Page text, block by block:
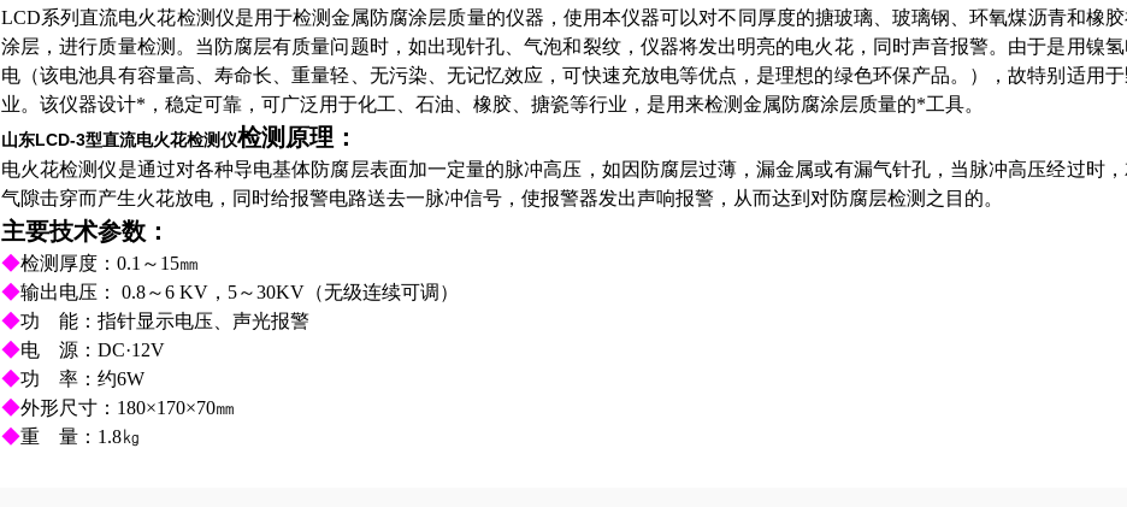
LCD系列直流电火花检测仪是用于检测金属防腐涂层质量的仪器，使用本仪器可以对不同厚度的搪玻璃、玻璃钢、环氧煤沥青和橡
涂层，进行质量检测。当防腐层有质量问题时，如出现针孔、气泡和裂纹，仪器将发出明亮的电火花，同时声音报警。由于是用镍
电（该电池具有容量高、寿命长、重量轻、无污染、无记忆效应，可快速充放电等优点，是理想的绿色环保产品。），故特别适用
业。该仪器设计*，稳定可靠，可广泛用于化工、石油、橡胶、搪瓷等行业，是用来检测金属防腐涂层质量的*工具。
山东LCD-3型直流电火花检测仪检测原理：
电火花检测仪是通过对各种导电基体防腐层表面加一定量的脉冲高压，如因防腐层过薄，漏金属或有漏气针孔，当脉冲高压经过时
气隙击穿而产生火花放电，同时给报警电路送去一脉冲信号，使报警器发出声响报警，从而达到对防腐层检测之目的。
主要技术参数：
◆检测厚度： 0.1～15㎜
◆输出电压： 0.8～6 KV，5～30KV（无级连续可调）
◆功 能：指针显示电压、声光报警
◆电 源：DC·12V
◆功 率：约6W
◆外形尺寸：180×170×70㎜
◆重 量：1 .8㎏